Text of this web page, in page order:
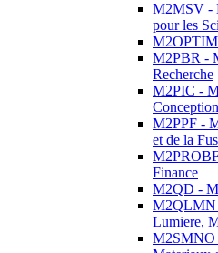
M2MSV -
pour les
M2PBR -
Recherche
M2PIC -
Conception
M2PPF -
et de la
Finance
M2QD -
M2QLMN
Lumiere,
M2SMNO